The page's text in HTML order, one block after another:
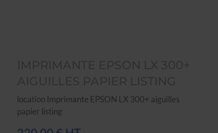
location Imprimante EPSON LX 300+ aiguilles
papier listing